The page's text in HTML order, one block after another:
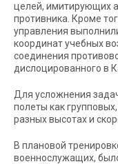
целей, имитирующих
противника. Кроме
управления
координат учебных
соединения
дислоцированного в
Для усложнения
полеты как
разных высотах и
В плановой
военнослужащих,